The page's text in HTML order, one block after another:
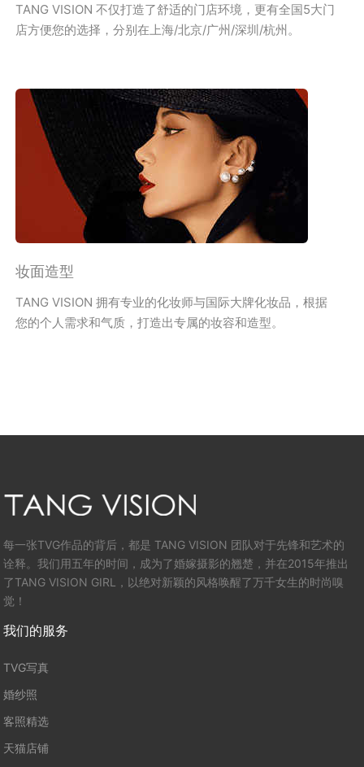
TANG VISION 不仅打造了舒适的门店环境，更有全国5大门
店方便您的选择，分别在上海/北京/广州/深圳/杭州。
妆面造型
TANG VISION 拥有专业的化妆师与国际大牌化妆品，根据
您的个人需求和气质，打造出专属的妆容和造型。
每一张TVG作品的背后，都是 TANG VISION 团队对于先锋和艺术的
诠释。我们用五年的时间，成为了婚嫁摄影的翘楚，并在2015年推出
了TANG VISION GIRL，以绝对新颖的风格唤醒了万千女生的时尚嗅
觉！
我们的服务
TVG写真
婚纱照
客照精选
天猫店铺